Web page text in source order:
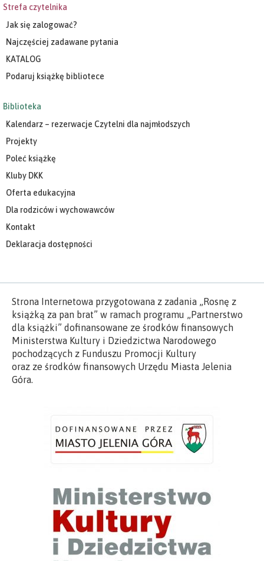
Strefa czytelnika
Jak się zalogować?
Najczęściej zadawane pytania
KATALOG
Podaruj książkę bibliotece
Biblioteka
Kalendarz – rezerwacje Czytelni dla najmłodszych
Projekty
Poleć książkę
Kluby DKK
Oferta edukacyjna
Dla rodziców i wychowawców
Kontakt
Deklaracja dostępności
Strona Internetowa przygotowana z zadania „Rosnę z
książką za pan brat” w ramach programu „Partnerstwo
dla książki” dofinansowane ze środków finansowych
Ministerstwa Kultury i Dziedzictwa Narodowego
pochodzących z Funduszu Promocji Kultury
oraz ze środków finansowych Urzędu Miasta Jelenia
Góra.